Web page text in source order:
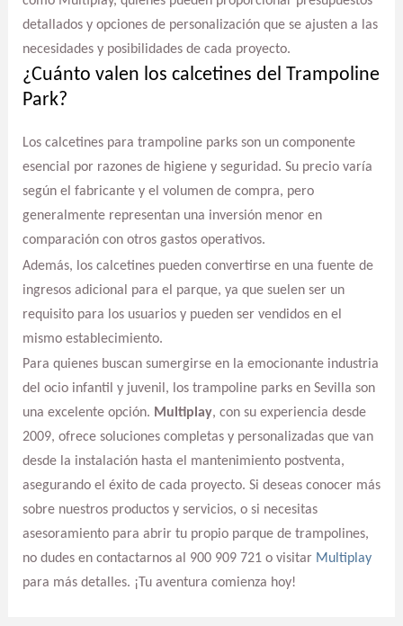
detallados y opciones de personalización que se ajusten a las
necesidades y posibilidades de cada proyecto.
¿Cuánto valen los calcetines del Trampoline
Park?
Los calcetines para trampoline parks son un componente
esencial por razones de higiene y seguridad. Su precio varía
según el fabricante y el volumen de compra, pero
generalmente representan una inversión menor en
comparación con otros gastos operativos.
Además, los calcetines pueden convertirse en una fuente de
ingresos adicional para el parque, ya que suelen ser un
requisito para los usuarios y pueden ser vendidos en el
mismo establecimiento.
Para quienes buscan sumergirse en la emocionante industria
del ocio infantil y juvenil, los trampoline parks en Sevilla son
una excelente opción. Multiplay, con su experiencia desde
2009, ofrece soluciones completas y personalizadas que van
desde la instalación hasta el mantenimiento postventa,
asegurando el éxito de cada proyecto. Si deseas conocer más
sobre nuestros productos y servicios, o si necesitas
asesoramiento para abrir tu propio parque de trampolines,
no dudes en contactarnos al 900 909 721 o visitar Multiplay
para más detalles. ¡Tu aventura comienza hoy!